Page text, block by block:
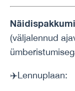
(väljalennud
✈️Lennuplaan: